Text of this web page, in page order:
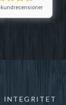
kundrecensioner
INTEGRITET